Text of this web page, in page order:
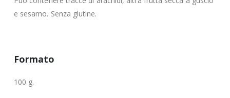
e sesamo. Senza glutine.
Formato
100 g.